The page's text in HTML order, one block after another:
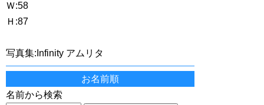
Ｗ:58
Ｈ:87
写真集:Infinity アムリタ
お名前順
名前から検索